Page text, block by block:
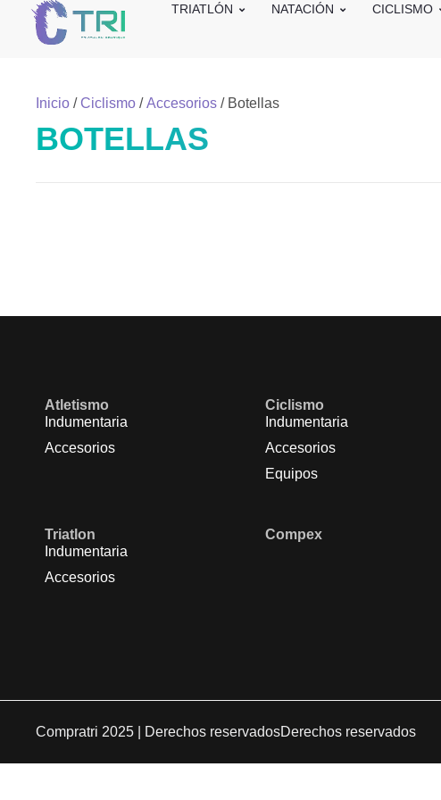
TRIATLÓN NATACIÓN CICLISMO
Inicio /Ciclismo /Accesorios / Botellas
BOTELLAS
Atletismo
Indumentaria
Accesorios
Ciclismo
Indumentaria
Accesorios
Equipos
Triatlon
Indumentaria
Accesorios
Compex
Compratri 2025 | Derechos reservadosDerechos reservados